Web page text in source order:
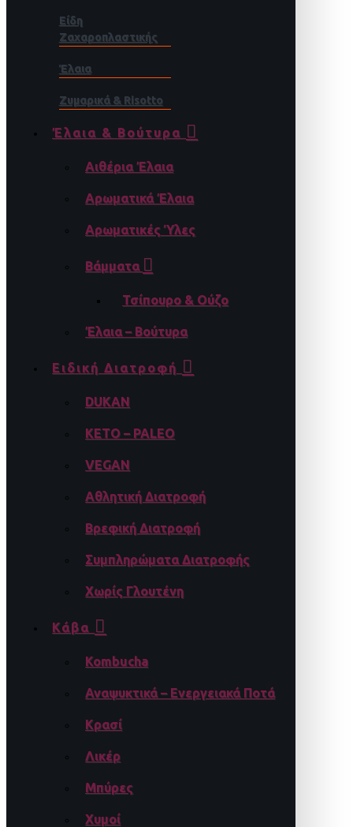
Είδη
Ζαχαροπλαστικής
Έλαια
Ζυμαρικά & Risotto
Έλαια & Βούτυρα
Αιθέρια Έλαια
Αρωματικά Έλαια
Αρωματικές Ύλες
Βάμματα
Τσίπουρο & Ούζο
Έλαια – Βούτυρα
Ειδική Διατροφή
DUKAN
KETO – PALEO
VEGAN
Αθλητική Διατροφή
Βρεφική Διατροφή
Συμπληρώματα Διατροφής
Χωρίς Γλουτένη
Κάβα
Kombucha
Αναψυκτικά – Ενεργειακά Ποτά
Κρασί
Λικέρ
Μπύρες
Χυμοί